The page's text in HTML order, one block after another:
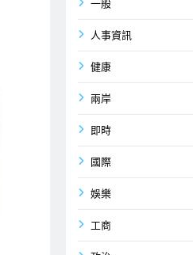
一般
人事資訊
健康
兩岸
即時
國際
娛樂
工商